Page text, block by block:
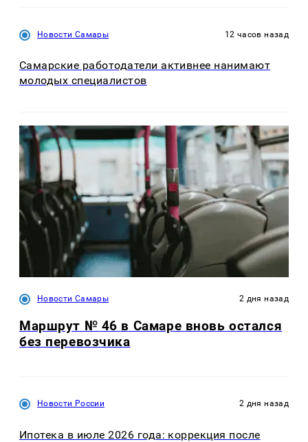
Новости Самары 12 часов назад
Самарские работодатели активнее нанимают
молодых специалистов
Новости Самары 2 дня назад
Маршрут № 46 в Самаре вновь остался
без перевозчика
Новости России 2 дня назад
Ипотека в июле 2026 года: коррекция после